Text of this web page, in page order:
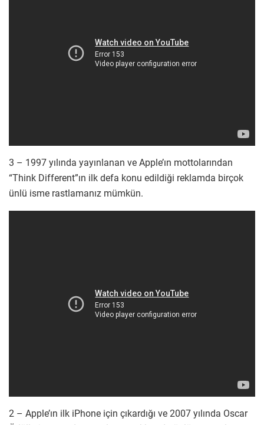
3 – 1997 yılında yayınlanan ve Apple’ın mottolarından
“Think Different”ın ilk defa konu edildiği reklamda birçok
ünlü isme rastlamanız mümkün.
2 – Apple’ın ilk iPhone için çıkardığı ve 2007 yılında Oscar